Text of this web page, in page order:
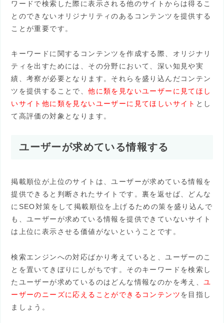
ワードで検索した際に表示される他のサイトからは得るこ
とのできないオリジナリティのあるコンテンツを提供する
ことが重要です。
キーワードに関するコンテンツを作成する際、オリジナリ
ティを出すためには、その分野において、深い知見や実
績、考察が必要となります。それらを盛り込んだコンテン
ツを提供することで、他に類を見ないユーザーに見てほし
いサイト他に類を見ないユーザーに見てほしいサイト とし
て高評価の対象となります。
ユーザーが求めている情報する
掲載順位が上位のサイトは、ユーザーが求めている情報を
提供できると判断されたサイトです。裏を返せば、どんな
にSEO対策をして掲載順位を上げるための策を盛り込んで
も、ユーザーが求めている情報を提供できていないサイト
は上位に表示させる価値がないということです。
検索エンジンへの対応ばかり考えていると、ユーザーのこ
とを置いてきぼりにしがちです。そのキーワードを検索し
たユーザーが求めているのはどんな情報なのかを考え、ユ
ーザーのニーズに応えることができるコンテンツを目指し
ましょう。